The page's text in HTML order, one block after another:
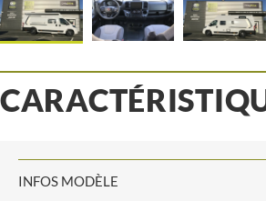
INFOS MODÈLE